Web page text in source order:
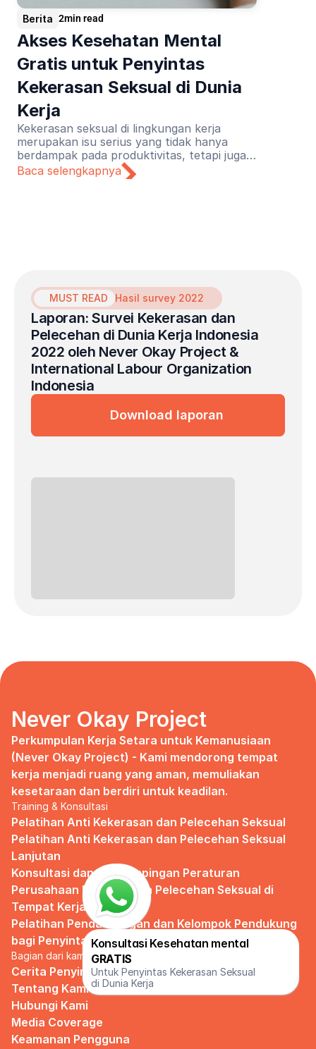
Berita 2min read
Akses Kesehatan Mental
Gratis untuk Penyintas
Kekerasan Seksual di Dunia
Kerja
Kekerasan seksual di lingkungan kerja
merupakan isu serius yang tidak hanya
berdampak pada produktivitas, tetapi juga
meninggalkan trauma mendalam bagi
korbannya. Menyadari urgensi tersebut,
Baca selengkapnya
MUST READ Hasil survey 2022
Laporan: Survei Kekerasan dan
Pelecehan di Dunia Kerja Indonesia
2022 oleh Never Okay Project &
International Labour Organization
Indonesia
Download laporan
Never Okay Project
Perkumpulan Kerja Setara untuk Kemanusiaan
(Never Okay Project) - Kami mendorong tempat
kerja menjadi ruang yang aman, memuliakan
kesetaraan dan berdiri untuk keadilan.
Training & Konsultasi
Pelatihan Anti Kekerasan dan Pelecehan Seksual
Pelatihan Anti Kekerasan dan Pelecehan Seksual
Lanjutan
Konsultasi dan Pendampingan Peraturan
Perusahaan Pencegahan Pelecehan Seksual di
Tempat Kerja
Pelatihan Pendampingan dan Kelompok Pendukung
bagi Penyintas
Bagian dari kami
Cerita Penyintas
Tentang Kami
Hubungi Kami
Media Coverage
Keamanan Pengguna
GRATIS
Untuk Penyintas Kekerasan Seksual
di Dunia Kerja